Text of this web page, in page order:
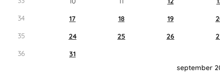
34
17 18 19
35
24 25 26
36
31
september